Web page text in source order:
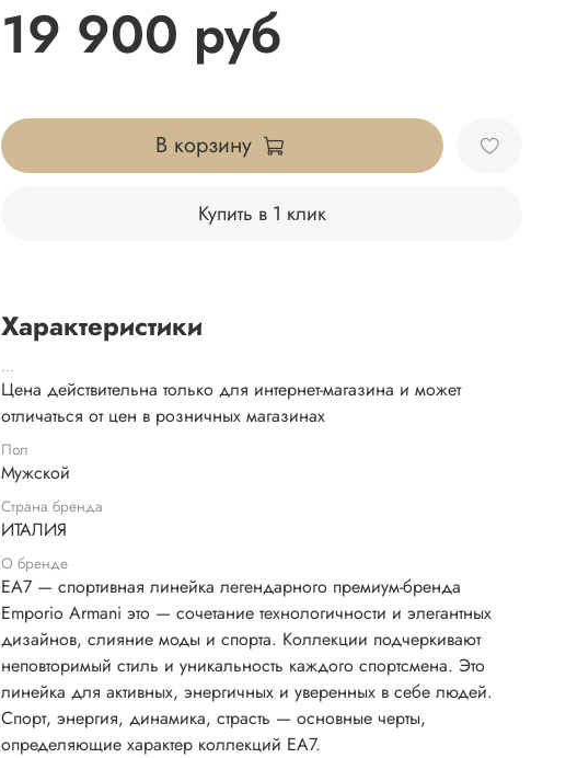
19 900 руб
В корзину
Купить в 1 клик
Характеристики
...
Цена действительна только для интернет-магазина и может
отличаться от цен в розничных магазинах
Пол
Мужской
Страна бренда
ИТАЛИЯ
О бренде
EA7 — спортивная линейка легендарного премиум-бренда
Emporio Armani это — сочетание технологичности и элегантных
дизайнов, слияние моды и спорта. Коллекции подчеркивают
неповторимый стиль и уникальность каждого спортсмена. Это
линейка для активных, энергичных и уверенных в себе людей.
Спорт, энергия, динамика, страсть — основные черты,
определяющие характер коллекций EA7.